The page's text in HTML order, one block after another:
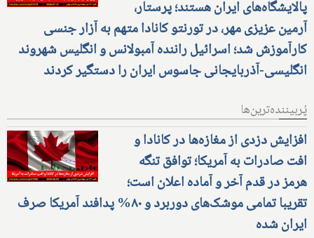
پالایشگاه‌های ایران هستند؛ پرستار،
آرمین عزیزی مهر، در تورنتو کانادا متهم به آزار جنسی
کارآموزش شد؛ اسرائیل راننده آمبولانس و انگلیس شهروند
انگلیسی-آذربایجانی جاسوس ایران را دستگیر کردند
پُربیننده‌ترین‌ها
افزایش دزدی از مغازه‌ها در کانادا و
افت صادرات به آمریکا؛ توافق تنگه
هرمز در قدم آخر و آماده اعلان است؛
تقریبا تمامی موشک‌های دوربرد و ۸۰% پدافند آمریکا صرف
ایران شده